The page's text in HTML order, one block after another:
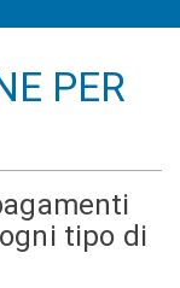
PER
tipo di